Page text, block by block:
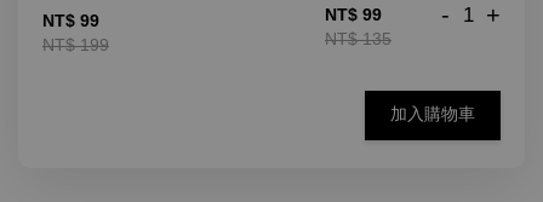
NT$ 99
NT$ 199
NT$ 99
NT$ 135
- +
加入購物車